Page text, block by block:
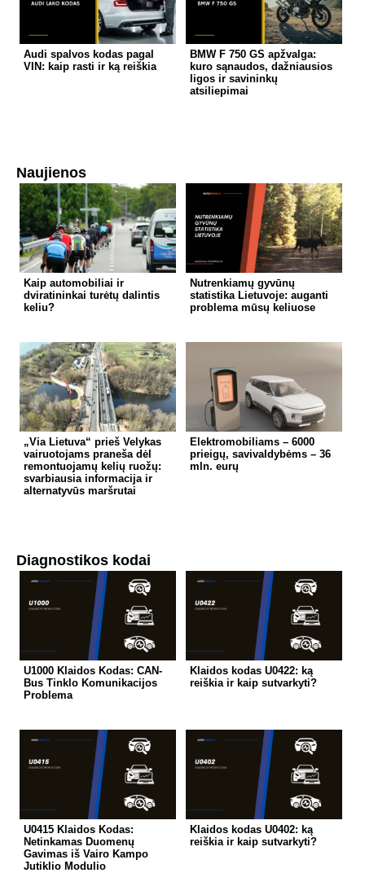
Audi spalvos kodas pagal
VIN: kaip rasti ir ką reiškia
BMW F 750 GS apžvalga:
kuro sąnaudos, dažniausios
ligos ir savininkų
atsiliepimai
Naujienos
Kaip automobiliai ir
dviratininkai turėtų dalintis
keliu?
Nutrenkiamų gyvūnų
statistika Lietuvoje: auganti
problema mūsų keliuose
„Via Lietuva“ prieš Velykas
vairuotojams praneša dėl
remontuojamų kelių ruožų:
svarbiausia informacija ir
alternatyvūs maršrutai
Elektromobiliams – 6000
prieigų, savivaldybėms – 36
mln. eurų
Diagnostikos kodai
U1000 Klaidos Kodas: CAN-
Bus Tinklo Komunikacijos
Problema
Klaidos kodas U0422: ką
reiškia ir kaip sutvarkyti?
U0415 Klaidos Kodas:
Netinkamas Duomenų
Gavimas iš Vairo Kampo
Jutiklio Modulio
Klaidos kodas U0402: ką
reiškia ir kaip sutvarkyti?